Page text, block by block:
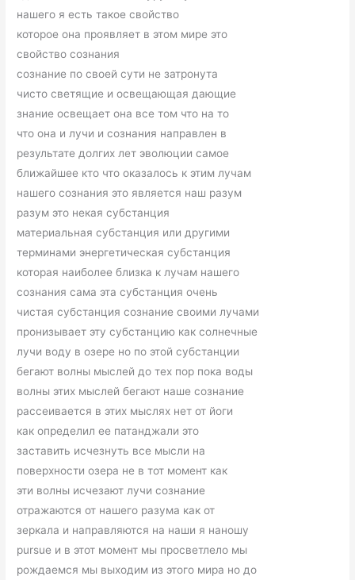
нашего я есть такое свойство
которое она проявляет в этом мире это
свойство сознания
сознание по своей сути не затронута
чисто светящие и освещающая дающие
знание освещает она все том что на то
что она и лучи и сознания направлен в
результате долгих лет эволюции самое
ближайшее кто что оказалось к этим лучам
нашего сознания это является наш разум
разум это некая субстанция
материальная субстанция или другими
терминами энергетическая субстанция
которая наиболее близка к лучам нашего
сознания сама эта субстанция очень
чистая субстанция сознание своими лучами
пронизывает эту субстанцию как солнечные
лучи воду в озере но по этой субстанции
бегают волны мыслей до тех пор пока воды
волны этих мыслей бегают наше сознание
рассеивается в этих мыслях нет от йоги
как определил ее патанджали это
заставить исчезнуть все мысли на
поверхности озера не в тот момент как
эти волны исчезают лучи сознание
отражаются от нашего разума как от
зеркала и направляются на наши я наношу
pursue и в этот момент мы просветлело мы
рождаемся мы выходим из этого мира но до